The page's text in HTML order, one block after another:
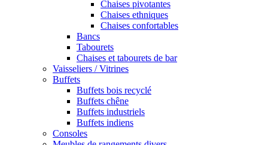
Chaises pivotantes
Chaises ethniques
Chaises confortables
Bancs
Tabourets
Chaises et tabourets de bar
Vaisseliers / Vitrines
Buffets
Buffets bois recyclé
Buffets chêne
Buffets industriels
Buffets indiens
Consoles